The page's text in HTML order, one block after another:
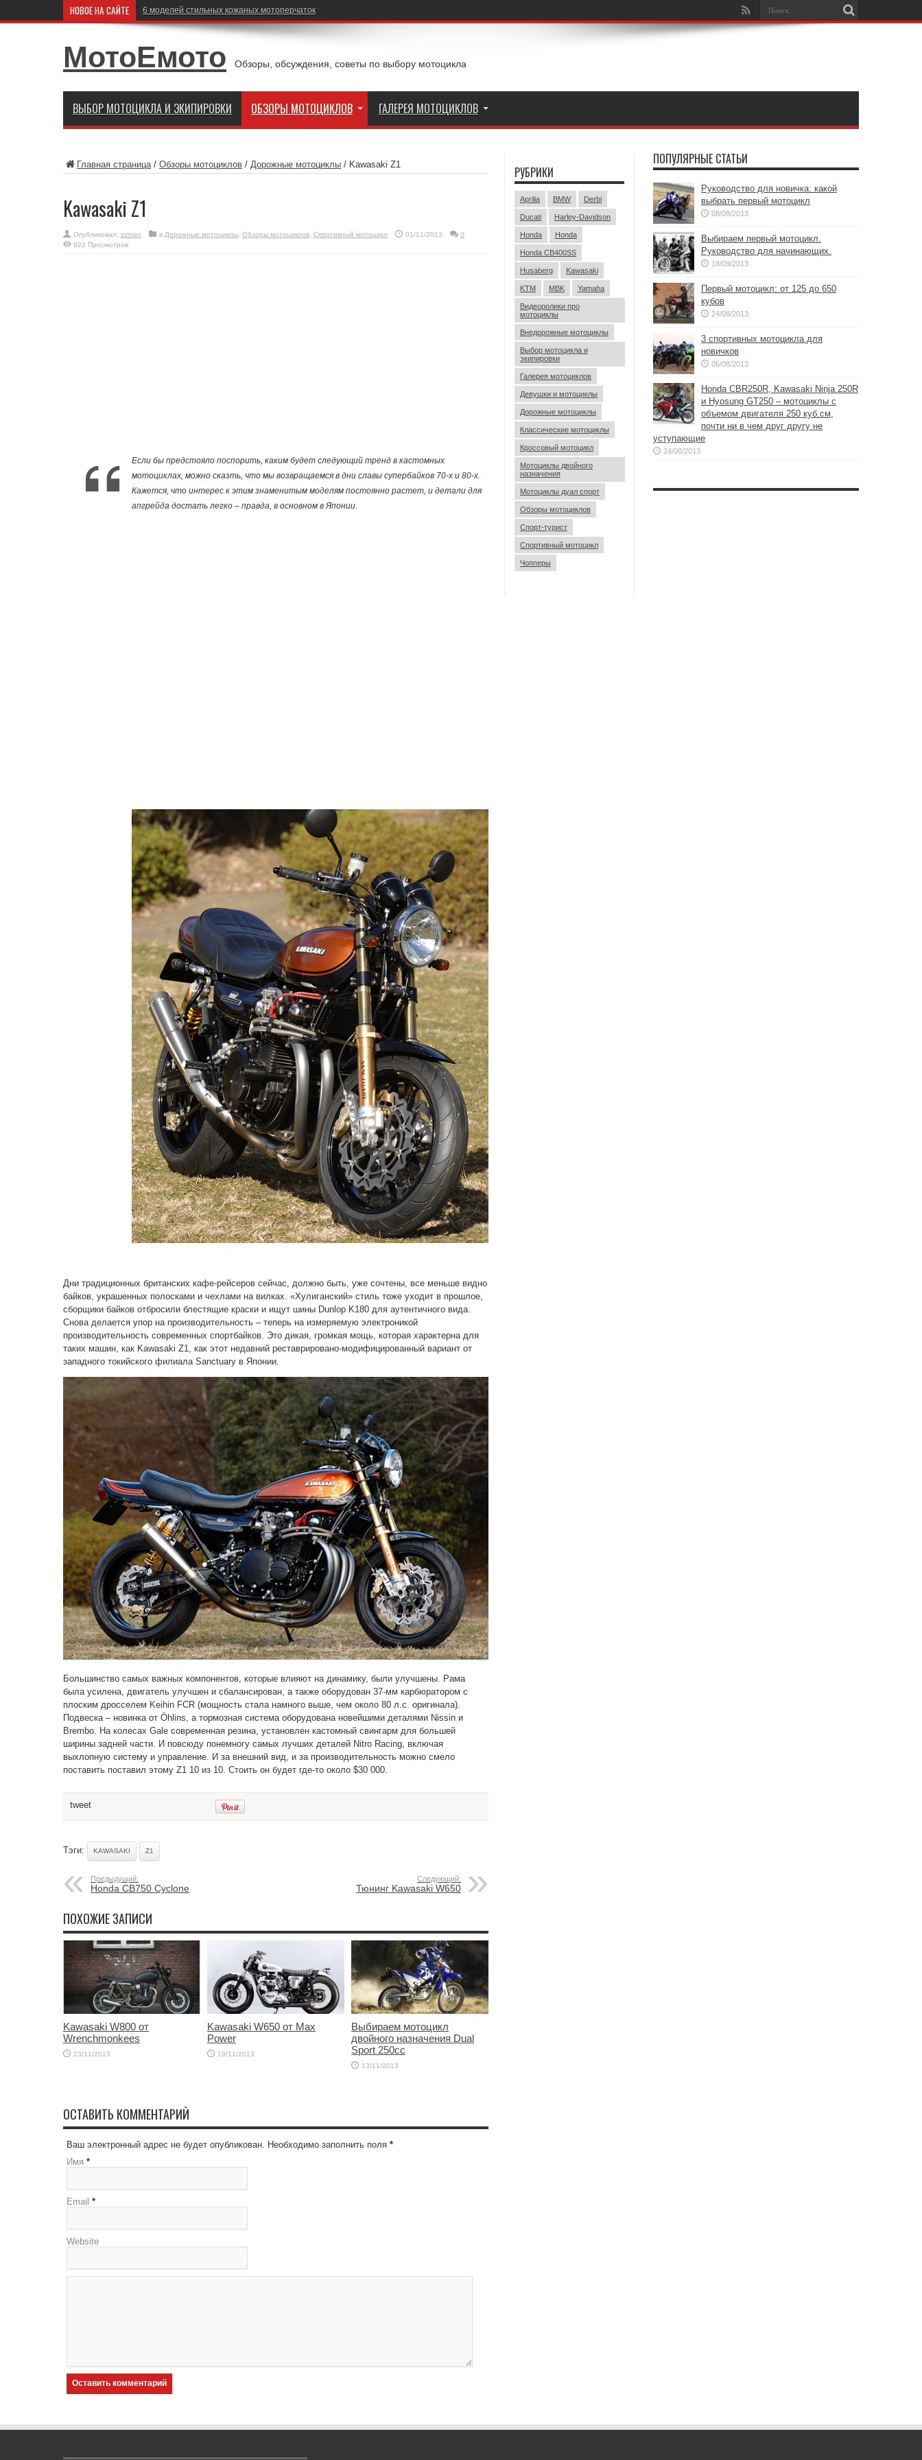
НОВОЕ НА САЙТЕ 6 моделей стильных кожаных мотоперчаток
МотоЕмото Обзоры, обсуждения, советы по выбору мотоцикла
ВЫБОР МОТОЦИКЛА И ЭКИПИРОВКИ ОБЗОРЫ МОТОЦИКЛОВ ГАЛЕРЕЯ МОТОЦИКЛОВ
Главная страница/ Обзоры мотоциклов / Дорожные мотоциклы / Kawasaki Z1
Kawasaki Z1
Опубликовал: zzman в Дорожные мотоциклы Обзоры мотоциклов Спортивный мотоцикл 01/11/2013
0
922 Просмотров
Если бы предстояло поспорить, каким будет следующий тренд в кастомных
мотоциклах, можно сказть, что мы возвращаемся в дни славы супербайков 70-х и 80-х.
Кажется, что интерес к этим знаменитым моделям постоянно растет, и детали для
апгрейда достать легко – правда, в основном в Японии.
Дни традиционных британских кафе-рейсеров сейчас, должно быть, уже сочтены, все меньше видно
байков, украшенных полосками и чехлами на вилках. «Хулиганский» стиль тоже уходит в прошлое,
сборщики байков отбросили блестящие краски и ищут шины Dunlop K180 для аутентичного вида.
Снова делается упор на производительность – теперь на измеряемую электроникой
производительность современных спортбайков. Это дикая, громкая мощь, которая характерна для
таких машин, как Kawasaki Z1, как этот недавний реставрировано-модифицированный вариант от
западного токийского филиала Sanctuary в Японии.
Большинство самых важных компонентов, которые влияют на динамику, были улучшены. Рама
была усилена, двигатель улучшен и сбалансирован, а также оборудован 37-мм карбюратором с
плоским дросселем Keihin FCR (мощность стала намного выше, чем около 80 л.с. оригинала).
Подвеска – новинка от Öhlins, а тормозная система оборудована новейшими деталями Nissin и
Brembo. На колесах Gale современная резина, установлен кастомный свингарм для большей
ширины задней части. И повсюду понемногу самых лучших деталей Nitro Racing, включая
выхлопную систему и управление. И за внешний вид, и за производительность можно смело
поставить поставил этому Z1 10 из 10. Стоить он будет где-то около $30 000.
tweet
Тэги: KAWASAKI Z1
Предыдущий:
Honda CB750 Cyclone
Следующий:
Тюнинг Kawasaki W650
ПОХОЖИЕ ЗАПИСИ
Kawasaki W800 от
Wrenchmonkees
23/11/2013
Kawasaki W650 от Max
Power
19/11/2013
Выбираем мотоцикл
двойного назначения Dual
Sport 250сс
13/11/2013
ОСТАВИТЬ КОММЕНТАРИЙ
Ваш электронный адрес не будет опубликован. Необходимо заполнить поля *
Имя *
Email *
Website
РУБРИКИ
Aprilia BMW Derbi
Ducati Harley-Davidson
Honda Honda
Honda CB400SS
Husaberg Kawasaki
KTM MBK Yamaha
Видеоролики про
мотоциклы
Внедорожные мотоциклы
Выбор мотоцикла и
экипировки
Галерея мотоциклов
Девушки и мотоциклы
Дорожные мотоциклы
Классические мотоциклы
Кроссовый мотоцикл
Мотоциклы двойного
назначения
Мотоциклы дуал спорт
Обзоры мотоциклов
Спорт-турист
Спортивный мотоцикл
Чопперы
ПОПУЛЯРНЫЕ СТАТЬИ
Руководство для новичка: какой
выбрать первый мотоцикл
08/08/2013
Выбираем первый мотоцикл.
Руководство для начинающих.
18/09/2013
Первый мотоцикл: от 125 до 650
кубов
24/08/2013
3 спортивных мотоцикла для
новичков
06/08/2013
Honda CBR250R, Kawasaki Ninja 250R
и Hyosung GT250 – мотоциклы с
объемом двигателя 250 куб.см,
почти ни в чем друг другу не
уступающие
24/08/2013